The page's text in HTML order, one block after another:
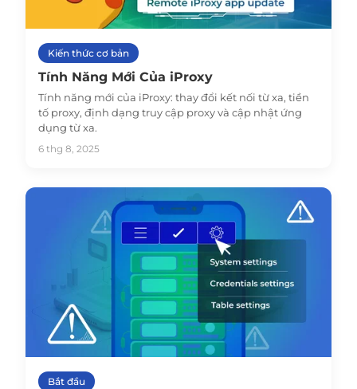
Kiến thức cơ bản
Tính Năng Mới Của iProxy
Tính năng mới của iProxy: thay đổi kết nối từ xa, tiền
tố proxy, định dạng truy cập proxy và cập nhật ứng
dụng từ xa.
6 thg 8, 2025
Bắt đầu